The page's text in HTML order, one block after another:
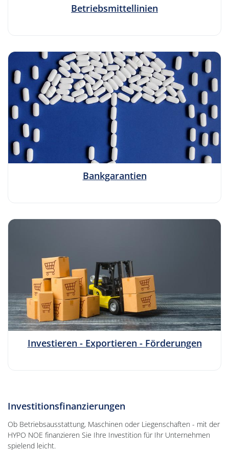
Betriebsmittellinien
Bankgarantien
Investieren - Exportieren - Förderungen
Investitionsfinanzierungen
Ob Betriebsausstattung, Maschinen oder Liegenschaften - mit der
HYPO NOE finanzieren Sie Ihre Investition für Ihr Unternehmen
spielend leicht.